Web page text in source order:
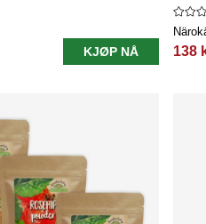
KJØP NÅ 138